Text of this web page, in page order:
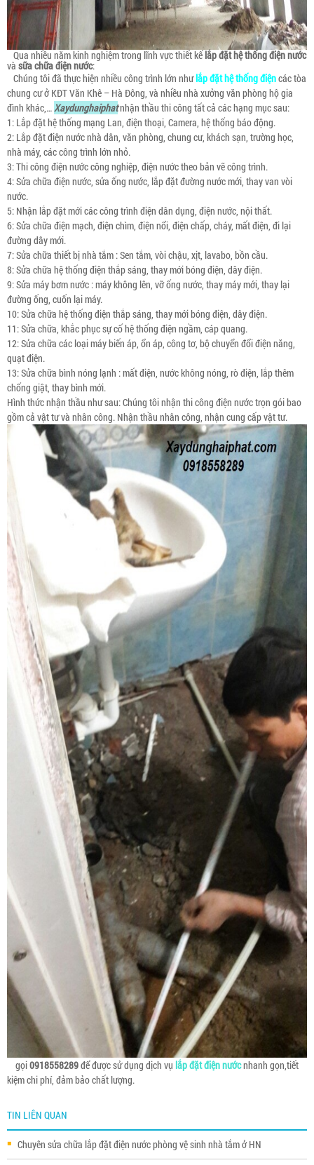
Qua nhiều năm kinh nghiệm trong lĩnh vực thiết kếlắp đặt hệ thống điện nước
và sữa chữa điện nước:
Chúng tôi đã thực hiện nhiều công trình lớn nhưlắp đặt hệ thống điệncác tòa
chung cư ở KĐT Văn Khê – Hà Đông, và nhiều nhà xưởng văn phòng hộ gia
đình khác,…Xaydunghaiphatnhận thầu thi công tất cả các hạng mục sau:
1: Lắp đặt hệ thống mạng Lan, điện thoại, Camera, hệ thống báo động.
2: Lắp đặt điện nước nhà dân, văn phòng, chung cư, khách sạn, trường học,
nhà máy, các công trình lớn nhỏ.
3: Thi công điện nước công nghiệp, điện nước theo bản vẽ công trình.
4: Sửa chữa điện nước, sửa ống nước, lắp đặt đường nước mới, thay van vòi
nước.
5: Nhận lắp đặt mới các công trình điện dân dụng, điện nước, nội thất.
6: Sửa chữa điện mạch, điện chìm, điện nổi, điện chấp, cháy, mất điện, đi lại
đường dây mới.
7: Sửa chữa thiết bị nhà tắm : Sen tắm, vòi chậu, xịt, lavabo, bồn cầu.
8: Sửa chữa hệ thống điện thắp sáng, thay mới bóng điện, dây điện.
9: Sửa máy bơm nước : máy không lên, vỡ ống nước, thay máy mới, thay lại
đường ống, cuốn lại máy.
10: Sửa chữa hệ thống điện thắp sáng, thay mới bóng điện, dây điện.
11: Sửa chữa, khắc phục sự cố hệ thống điện ngầm, cáp quang.
12: Sửa chữa các loại máy biến áp, ổn áp, công tơ, bộ chuyển đổi điện năng,
quạt điện.
13: Sửa chữa bình nóng lạnh : mất điện, nước không nóng, rò điện, lắp thêm
chống giật, thay bình mới.
Hình thức nhận thầu như sau: Chúng tôi nhận thi công điện nước trọn gói bao
gồm cả vật tư và nhân công. Nhận thầu nhân công, nhận cung cấp vật tư.
gọi0918558289để được sử dụng dịch vụ lắp đặt điện nướcnhanh gọn,tiết
kiệm chi phí, đảm bảo chất lượng.
TIN LIÊN QUAN
Chuyên sửa chữa lắp đặt điện nước phòng vệ sinh nhà tắm ở HN